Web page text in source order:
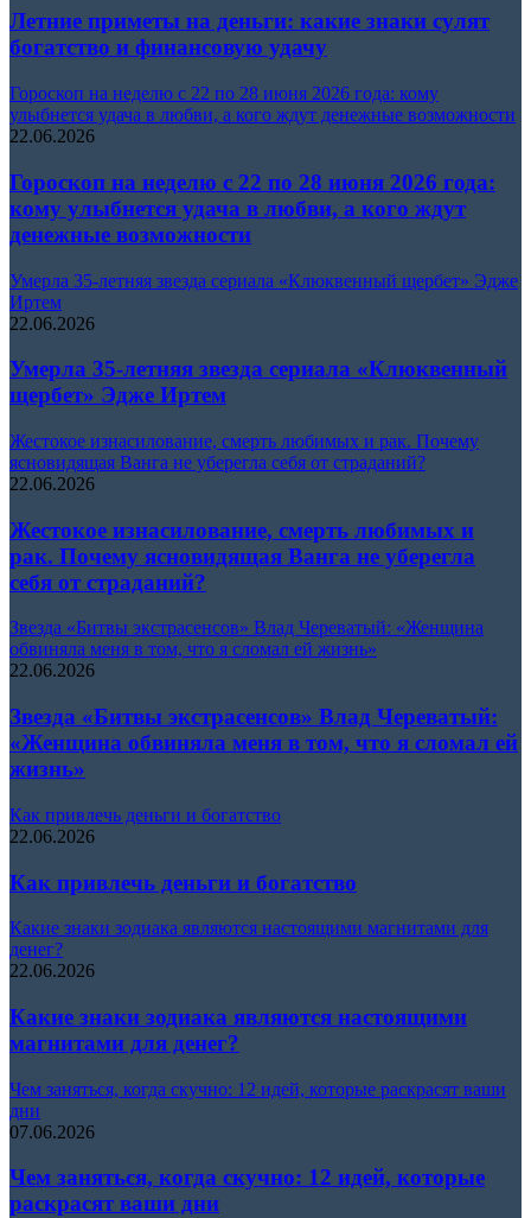
Летние приметы на деньги: какие знаки сулят
богатство и финансовую удачу
Гороскоп на неделю с 22 по 28 июня 2026 года: кому
улыбнется удача в любви, а кого ждут денежные возможности
22.06.2026
Гороскоп на неделю с 22 по 28 июня 2026 года:
кому улыбнется удача в любви, а кого ждут
денежные возможности
Умерла 35-летняя звезда сериала «Клюквенный щербет» Эдже
Иртем
22.06.2026
Умерла 35-летняя звезда сериала «Клюквенный
щербет» Эдже Иртем
Жестокое изнасилование, смерть любимых и рак. Почему
ясновидящая Ванга не уберегла себя от страданий?
22.06.2026
Жестокое изнасилование, смерть любимых и
рак. Почему ясновидящая Ванга не уберегла
себя от страданий?
Звезда «Битвы экстрасенсов» Влад Череватый: «Женщина
обвиняла меня в том, что я сломал ей жизнь»
22.06.2026
Звезда «Битвы экстрасенсов» Влад Череватый:
«Женщина обвиняла меня в том, что я сломал ей
жизнь»
Как привлечь деньги и богатство
22.06.2026
Как привлечь деньги и богатство
Какие знаки зодиака являются настоящими магнитами для
денег?
22.06.2026
Какие знаки зодиака являются настоящими
магнитами для денег?
Чем заняться, когда скучно: 12 идей, которые раскрасят ваши
дни
07.06.2026
Чем заняться, когда скучно: 12 идей, которые
раскрасят ваши дни